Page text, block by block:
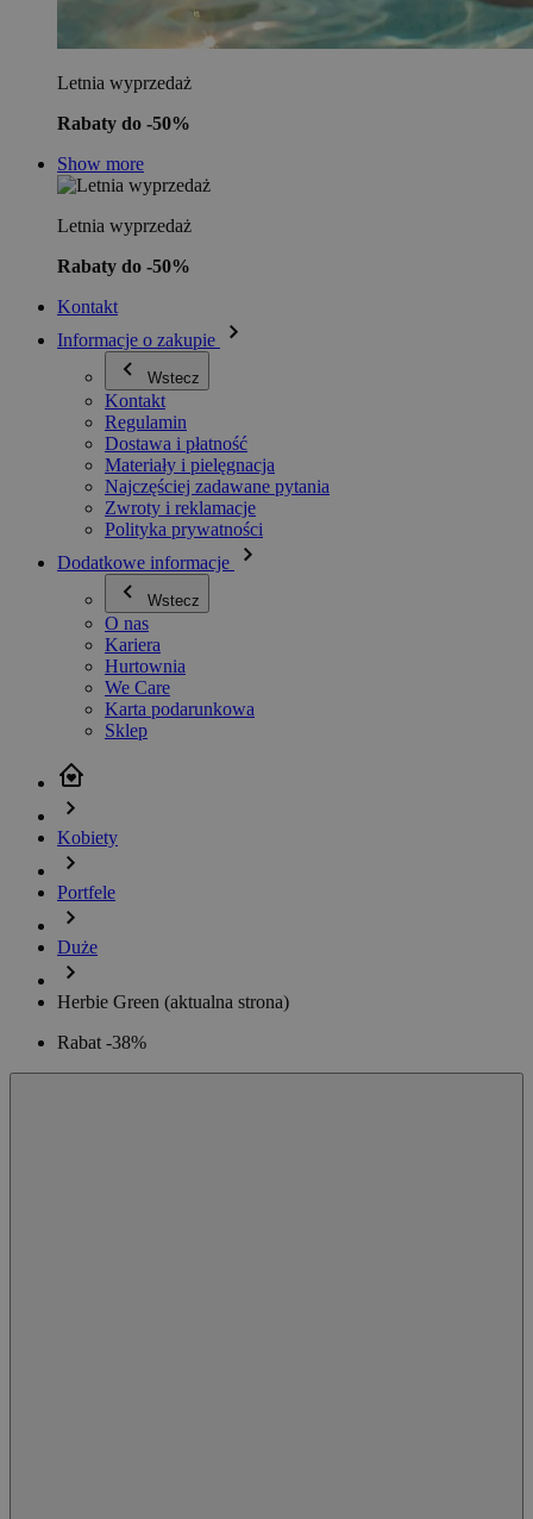
Letnia wyprzedaż
Rabaty do -50%
Show more
Letnia wyprzedaż
Rabaty do -50%
Kontakt
Informacje o zakupie
Wstecz
Kontakt
Regulamin
Dostawa i płatność
Materiały i pielęgnacja
Najczęściej zadawane pytania
Zwroty i reklamacje
Polityka prywatności
Dodatkowe informacje
Wstecz
O nas
Kariera
Hurtownia
We Care
Karta podarunkowa
Sklep
Kobiety
Portfele
Duże
Herbie Green (aktualna strona)
Rabat -38%